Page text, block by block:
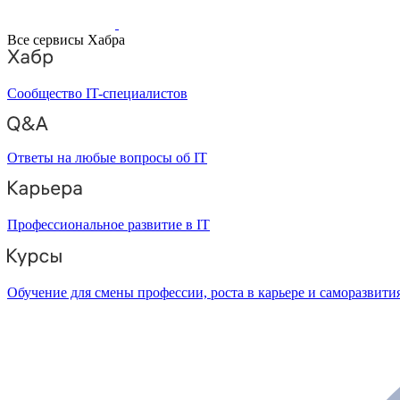
Все сервисы Хабра
Сообщество IT-специалистов
Ответы на любые вопросы об IT
Профессиональное развитие в IT
Обучение для смены профессии, роста в карьере и